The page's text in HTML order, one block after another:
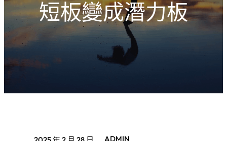
短板變成潛力板
ADMIN